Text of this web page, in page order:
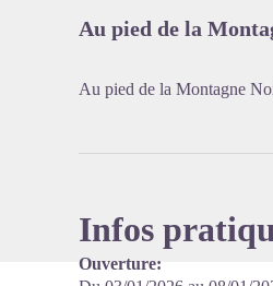
Au pied de la
Au pied de la Montagne
Infos
Ouverture: